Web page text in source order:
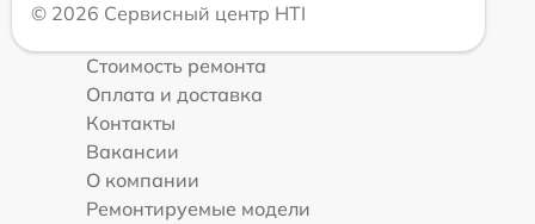
© 2026 Сервисный центр HTI
Стоимость ремонта
Оплата и доставка
Контакты
Вакансии
О компании
Ремонтируемые модели